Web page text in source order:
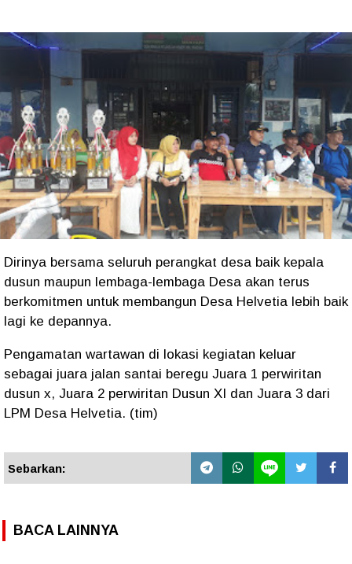
Dirinya bersama seluruh perangkat desa baik kepala
dusun maupun lembaga-lembaga Desa akan terus
berkomitmen untuk membangun Desa Helvetia lebih baik
lagi ke depannya.
Pengamatan wartawan di lokasi kegiatan keluar
sebagai juara jalan santai beregu Juara 1 perwiritan
dusun x, Juara 2 perwiritan Dusun XI dan Juara 3 dari
LPM Desa Helvetia. (tim)
Sebarkan:
BACA LAINNYA